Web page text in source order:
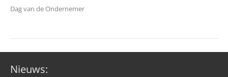
Dag van de Ondernemer
Nieuws: